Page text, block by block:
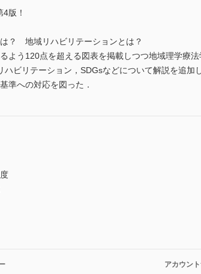
版！
？ 地域リハビリテーションとは？
よう120点を超える図表を掲載しつつ地域理学療法
ビリテーション，SDGsなどについて解説を追
準への対応を図った．
アカウン